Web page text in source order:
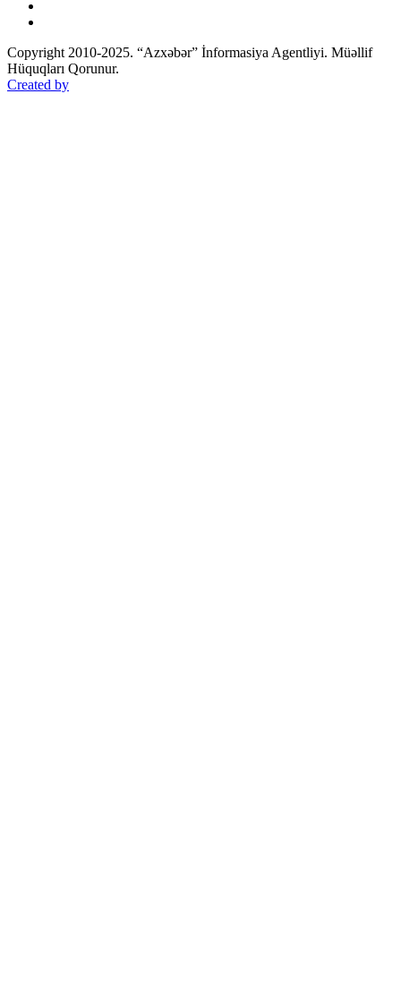
Copyright 2010-2025. “Azxəbər” İnformasiya Agentliyi. Müəllif
Hüquqları Qorunur.
Created by